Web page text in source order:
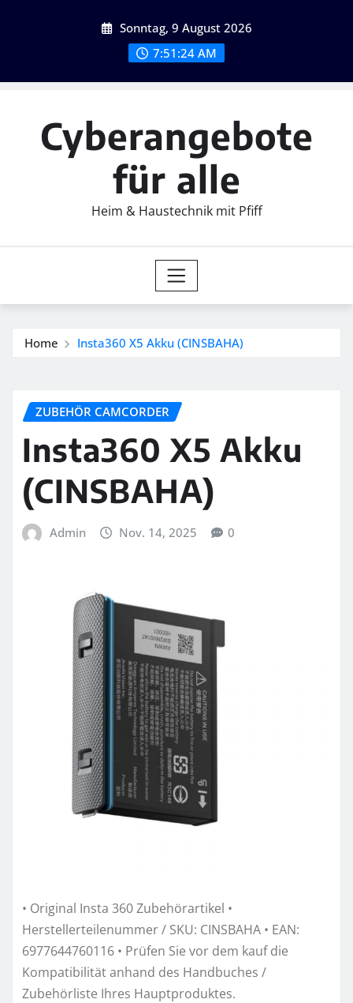
Sonntag, 9 August 2026
7:51:25 AM
Cyberangebote
für alle
Heim & Haustechnik mit Pfiff
Home Insta360 X5 Akku (CINSBAHA)
ZUBEHÖR CAMCORDER
Insta360 X5 Akku
(CINSBAHA)
Admin Nov. 14, 2025 0
• Original Insta 360 Zubehörartikel •
Herstellerteilenummer / SKU: CINSBAHA • EAN:
6977644760116 • Prüfen Sie vor dem kauf die
Kompatibilität anhand des Handbuches /
Zubehörliste Ihres Hauptproduktes.